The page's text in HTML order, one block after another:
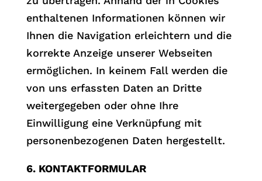
enthaltenen Informationen können wir
Ihnen die Navigation erleichtern und die
korrekte Anzeige unserer Webseiten
ermöglichen. In keinem Fall werden die
von uns erfassten Daten an Dritte
weitergegeben oder ohne Ihre
Einwilligung eine Verknüpfung mit
personenbezogenen Daten hergestellt.
6. KONTAKTFORMULAR